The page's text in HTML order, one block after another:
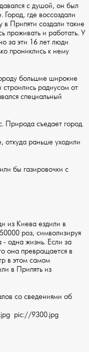
с душой, он был
где воссоздали
Припяти создали такие
проживать и работать. У
за эти 16 лет люди
прониклись к нему
большие широкие
радиусом от
специальный
Природа съедает город.
раньше уходили
бы газировочки с
из Киева ездили в
роз, символизируя
- одна жизнь. Если за
она превращается в
в этом самом
в Припять из
со сведениями об
pic://9300.jpg